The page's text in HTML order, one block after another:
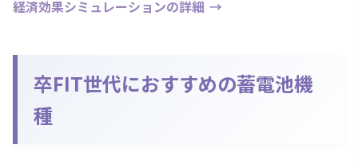
経済効果シミュレーションの詳細
卒FIT世代におすすめの蓄電池機
種